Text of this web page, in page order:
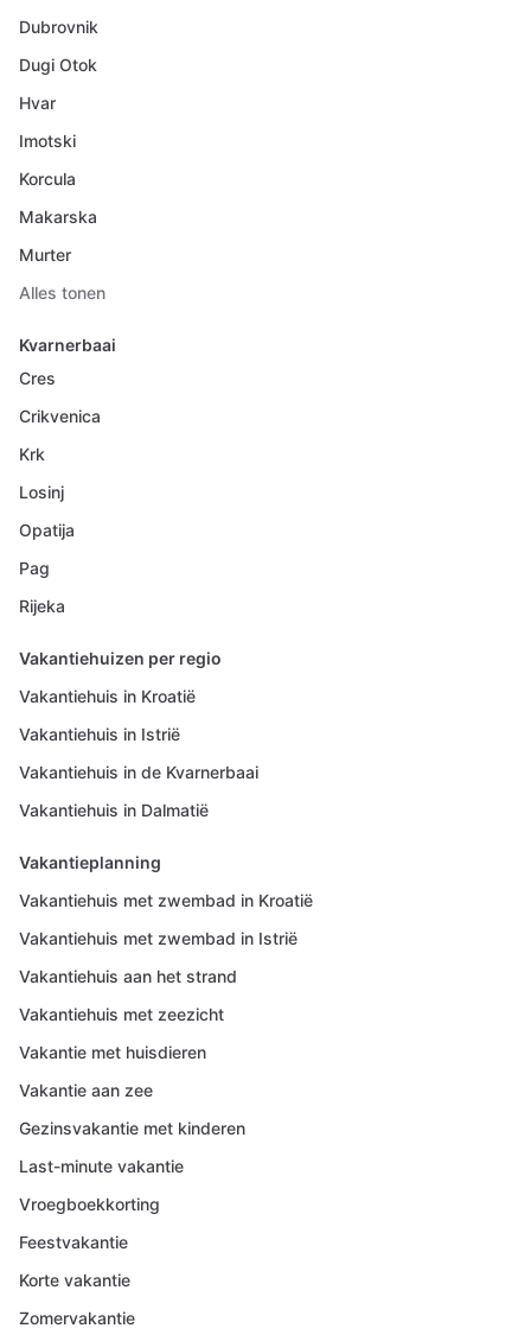
Dubrovnik
Dugi Otok
Hvar
Imotski
Korcula
Makarska
Murter
Alles tonen
Kvarnerbaai
Cres
Crikvenica
Krk
Losinj
Opatija
Pag
Rijeka
Vakantiehuizen per regio
Vakantiehuis in Kroatië
Vakantiehuis in Istrië
Vakantiehuis in de Kvarnerbaai
Vakantiehuis in Dalmatië
Vakantieplanning
Vakantiehuis met zwembad in Kroatië
Vakantiehuis met zwembad in Istrië
Vakantiehuis aan het strand
Vakantiehuis met zeezicht
Vakantie met huisdieren
Vakantie aan zee
Gezinsvakantie met kinderen
Last-minute vakantie
Vroegboekkorting
Feestvakantie
Korte vakantie
Zomervakantie